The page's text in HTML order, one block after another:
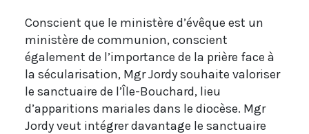
Conscient que le ministère d’évêque est un
ministère de communion, conscient
également de l’importance de la prière face à
la sécularisation, Mgr Jordy souhaite valoriser
le sanctuaire de l’Île-Bouchard, lieu
d’apparitions mariales dans le diocèse. Mgr
Jordy veut intégrer davantage le sanctuaire